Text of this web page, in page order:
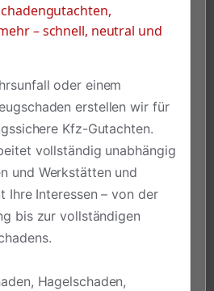
– schnell, neutral und
oder einem
erstellen wir für
Kfz-Gutachten.
vollständig unabhängig
und Werkstätten und
Ihre Interessen – von der
bis zur vollständigen
Hagelschaden,